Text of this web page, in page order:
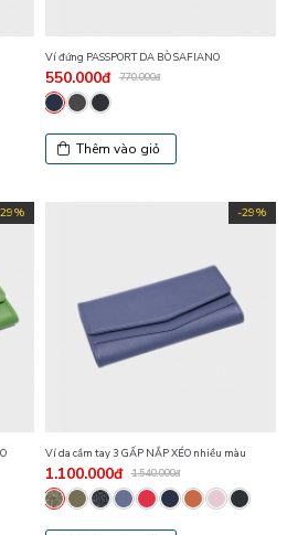
Ví đứng PASSPORT DA BÒ SAFIANO
550.000đ 770.000đ
Thêm vào giỏ
-29%
Ví da cầm tay 3 GẤP NẮP XÉO nhiều màu
1.100.000đ 1.540.000đ